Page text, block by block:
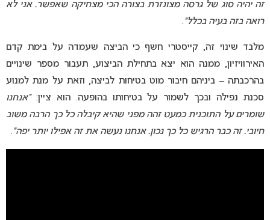
זה יהיה סוג של גרסה מצונזרת בצורה הכי מצחיקה שאפשר. אני לא
רואה בזה בעיה בכלל”.
מלבד שינוי זה, קייסטרי חשף כי הביצה שעמדה על בימת קדם
האירוויזיון, ממנה הוא יצא בתחילת הביצוע, תעבור מספר שינויים
בהרכבתה – ביניהם חיבור מוט בטיחות לביצה, וזאת על מנת למנוע
סכנת נפילה ובכך לשמור על בטיחותו בהופעה. הוא ציין:“אנחנו
שומרים על התוכנית כמעט זהה מפני שהיא קיבלה כל כך הרבה משוב
חיובי. זה כבר הרגיש כל כך נכון. אנחנו נעשה את זה אפילו יותר יפה”.